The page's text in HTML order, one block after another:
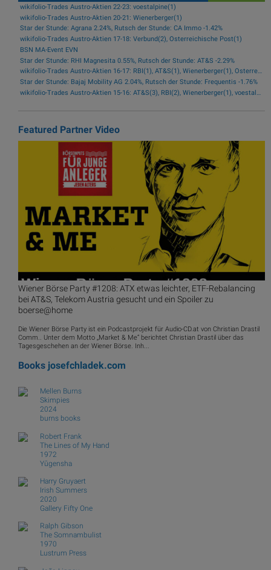
wikifolio-Trades Austro-Aktien 22-23: voestalpine(1)
wikifolio-Trades Austro-Aktien 20-21: Wienerberger(1)
Star der Stunde: Agrana 2.24%, Rutsch der Stunde: CA Immo -1.42%
wikifolio-Trades Austro-Aktien 17-18: Verbund(2), Österreichische Post(1)
BSN MA-Event EVN
Star der Stunde: RHI Magnesita 0.55%, Rutsch der Stunde: AT&S -2.29%
wikifolio-Trades Austro-Aktien 16-17: RBI(1), AT&S(1), Wienerberger(1), Österreichische Post(1)
Star der Stunde: Bajaj Mobility AG 2.04%, Rutsch der Stunde: Frequentis -1.76%
wikifolio-Trades Austro-Aktien 15-16: AT&S(3), RBI(2), Wienerberger(1), voestalpine(1), Kontron(1), Bawag(1)
Featured Partner Video
Wiener Börse Party #1208: ATX etwas leichter, ETF-Rebalancing
bei AT&S, Telekom Austria gesucht und ein Spoiler zu
boerse@home
Die Wiener Börse Party ist ein Podcastprojekt für Audio-CD.at von Christian Drastil
Comm.. Unter dem Motto „Market & Me“ berichtet Christian Drastil über das
Tagesgeschehen an der Wiener Börse. Inh...
Books josefchladek.com
Mellen Burns
Skimpies
2024
burns books
Robert Frank
The Lines of My Hand
1972
Yūgensha
Harry Gruyaert
Irish Summers
2020
Gallery Fifty One
Ralph Gibson
The Somnambulist
1970
Lustrum Press